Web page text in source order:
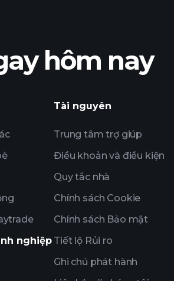
Playtrade
dụng AI
hôm nay
nghiệp
Tài nguyên
Trung tâm trợ giúp
Điều khoản và điều kiện
Quy tắc nhà
Chính sách Cookie
Chính sách Bảo mật
Tiết lộ Rủi ro
Ghi chú phát hành